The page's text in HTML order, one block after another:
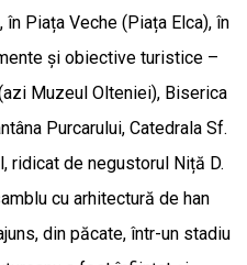
Piața Veche (Piața Elca), în
și obiective turistice –
Muzeul Olteniei), Biserica
Purcarului, Catedrala Sf.
ridicat de negustorul Niță D.
cu arhitectură de han
din păcate, într-un stadiu